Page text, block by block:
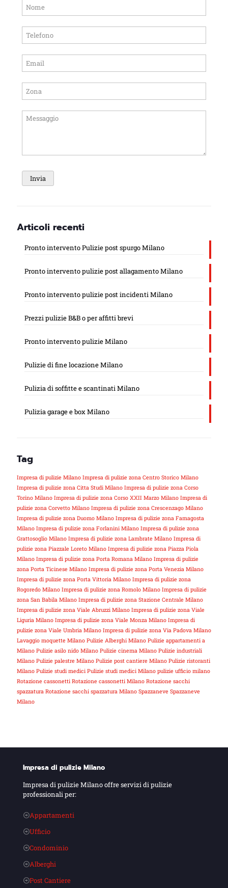
Articoli recenti
Pronto intervento Pulizie post spurgo Milano
Pronto intervento pulizie post allagamento Milano
Pronto intervento pulizie post incidenti Milano
Prezzi pulizie B&B o per affitti brevi
Pronto intervento pulizie Milano
Pulizie di fine locazione Milano
Pulizia di soffitte e scantinati Milano
Pulizia garage e box Milano
Tag
Impresa di pulizie Milano Impresa di pulizie zona Centro Storico Milano
Impresa di pulizie zona Citta Studi Milano Impresa di pulizie zona Corso
Torino Milano Impresa di pulizie zona Corso XXII Marzo Milano Impresa di
pulizie zona Corvetto Milano Impresa di pulizie zona Crescenzago Milano
Impresa di pulizie zona Duomo Milano Impresa di pulizie zona Famagosta
Milano Impresa di pulizie zona Forlanini Milano Impresa di pulizie zona
Grattosoglio Milano Impresa di pulizie zona Lambrate Milano Impresa di
pulizie zona Piazzale Loreto Milano Impresa di pulizie zona Piazza Piola
Milano Impresa di pulizie zona Porta Romana Milano Impresa di pulizie
zona Porta Ticinese Milano Impresa di pulizie zona Porta Venezia Milano
Impresa di pulizie zona Porta Vittoria Milano Impresa di pulizie zona
Rogoredo Milano Impresa di pulizie zona Romolo Milano Impresa di pulizie
zona San Babila Milano Impresa di pulizie zona Stazione Centrale Milano
Impresa di pulizie zona Viale Abruzzi Milano Impresa di pulizie zona Viale
Liguria Milano Impresa di pulizie zona Viale Monza Milano Impresa di
pulizie zona Viale Umbria Milano Impresa di pulizie zona Via Padova Milano
Lavaggio moquette Milano Pulizie Alberghi Milano Pulizie appartamenti a
Milano Pulizie asilo nido Milano Pulizie cinema Milano Pulizie industriali
Milano Pulizie palestre Milano Pulizie post cantiere Milano Pulizie ristoranti
Milano Pulizie studi medici Pulizie studi medici Milano pulizie ufficio milano
Rotazione cassonetti Rotazione cassonetti Milano Rotazione sacchi
spazzatura Rotazione sacchi spazzatura Milano Spazzaneve Spazzaneve
Milano
Impresa di pulizie Milano
Impresa di pulizie Milano offre servizi di pulizie
professionali per:
Appartamenti
Ufficio
Condominio
Alberghi
Post Cantiere